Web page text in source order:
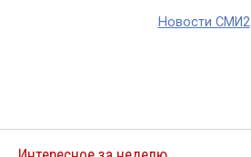
Новости СМИ2